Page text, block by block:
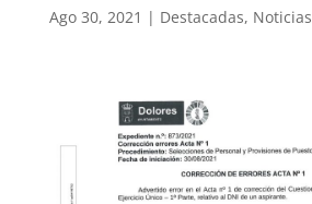
Ago 30, 2021 | Destacadas, Noticias